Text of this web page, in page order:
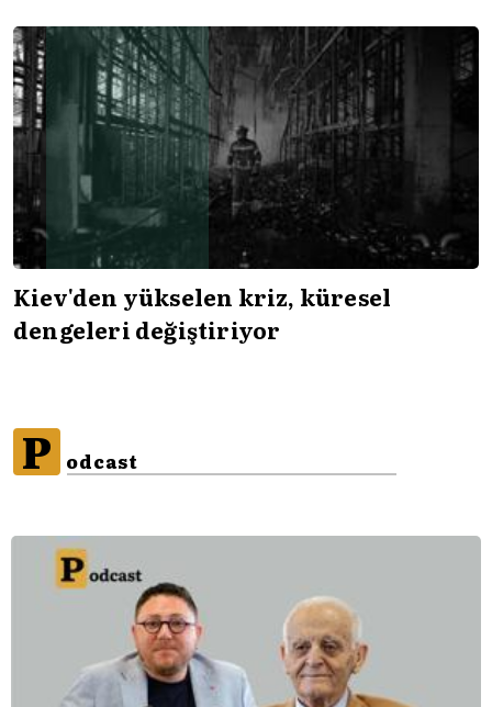
Kiev'den yükselen kriz, küresel
dengeleri değiştiriyor
P odcast